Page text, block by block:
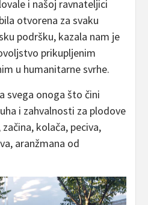
i našoj ravnateljici
otvorena za svaku
podršku, kazala nam je
prikupljenim
u humanitarne svrhe.
svega onoga što čini
i zahvalnosti za plodove
kolača, peciva,
aranžmana od